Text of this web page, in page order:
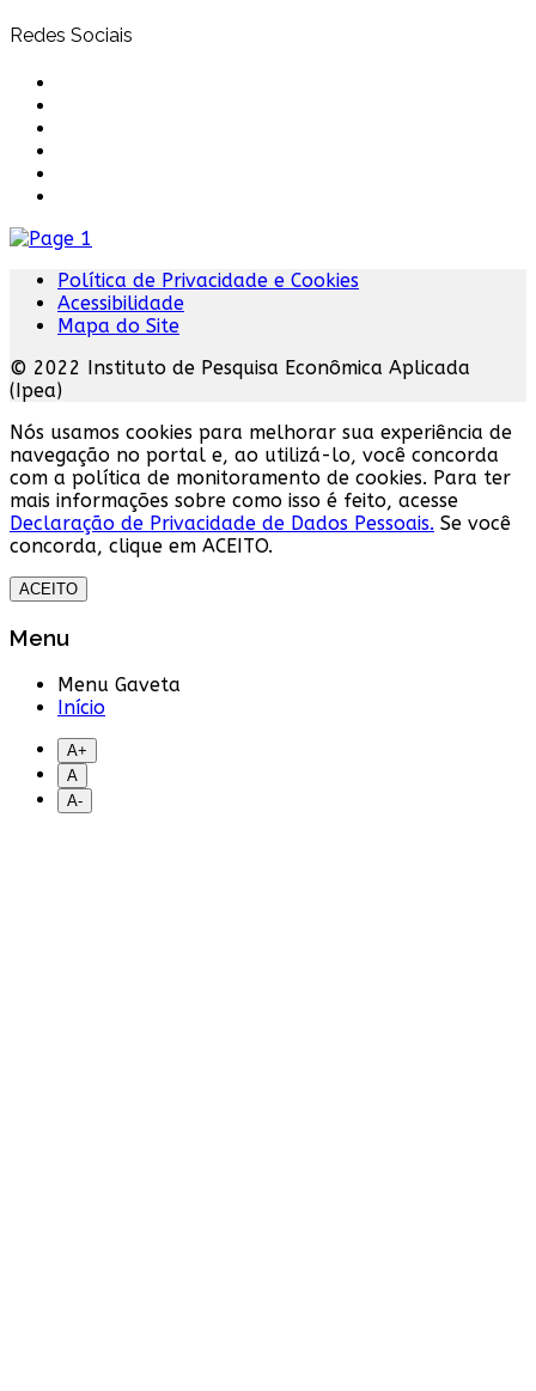
Redes Sociais
Política de Privacidade e Cookies
Acessibilidade
Mapa do Site
© 2022 Instituto de Pesquisa Econômica Aplicada
(Ipea)
Nós usamos cookies para melhorar sua experiência de
navegação no portal e, ao utilizá-lo, você concorda
com a política de monitoramento de cookies. Para ter
mais informações sobre como isso é feito, acesse
Declaração de Privacidade de Dados Pessoais. Se você
concorda, clique em ACEITO.
ACEITO
Menu
Menu Gaveta
Início
A+
A
A-